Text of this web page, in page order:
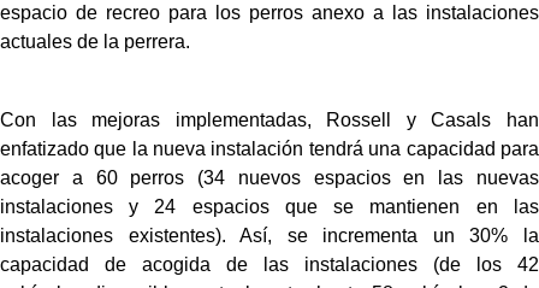
espacio de recreo para los perros anexo a las instalaciones
actuales de la perrera.
Con las mejoras implementadas, Rossell y Casals han
enfatizado que la nueva instalación tendrá una capacidad para
acoger a 60 perros (34 nuevos espacios en las nuevas
instalaciones y 24 espacios que se mantienen en las
instalaciones existentes). Así, se incrementa un 30% la
capacidad de acogida de las instalaciones (de los 42